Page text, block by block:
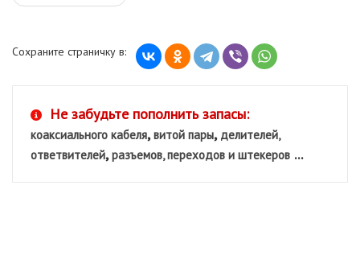
Сохраните страничку в:
Не забудьте пополнить запасы:
коаксиального кабеля,витой пары, делителей,
ответвителей,разъемов, переходов и штекеров ...